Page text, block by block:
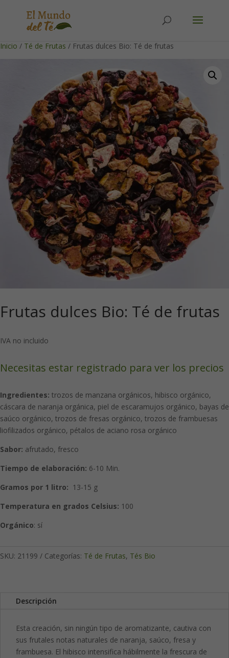
Inicio / Té de Frutas / Frutas dulces Bio: Té de frutas
Frutas dulces Bio: Té de frutas
IVA no incluido
Necesitas estar registrado para ver los precios
Ingredientes: trozos de manzana orgánicos, hibisco orgánico,
cáscara de naranja orgánica, piel de escaramujos orgánico, bayas de
saúco orgánico, trozos de fresas orgánico, trozos de frambuesas
liofilizados orgánico, pétalos de aciano rosa orgánico
Sabor: afrutado, fresco
Tiempo de elaboración: 6-10 Min.
Gramos por 1 litro: 13-15 g
Temperatura en grados Celsius: 100
Orgánico: sí
SKU: 21199 Categorías: Té de Frutas, Tés Bio
Descripción
Esta creación, sin ningún tipo de aromatizante, cautiva con
sus frutales notas naturales de naranja, saúco, fresa y
frambuesa. El hibisco intensifica hábilmente la frescura de